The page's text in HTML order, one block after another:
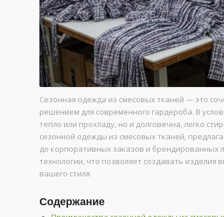
Сезонная одежда из смесовых тканей — это
решением для современного гардероба. В
тепло или прохладу, но и долговечна, легко
сезонной одежды из смесовых тканей,
до корпоративных заказов и
технологии, что позволяет создавать изделия
вашего стиля.
Содержание